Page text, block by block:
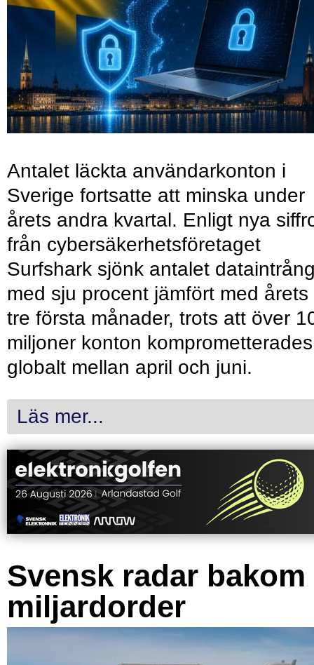
Antalet läckta användarkonton i
Sverige fortsatte att minska under
årets andra kvartal. Enligt nya
från cybersäkerhetsföretaget
Surfshark sjönk antalet
med sju procent jämfört med årets
tre första månader, trots att över
miljoner konton komprometterades
globalt mellan april och juni.
Läs mer...
Svensk radar bakom
miljardorder